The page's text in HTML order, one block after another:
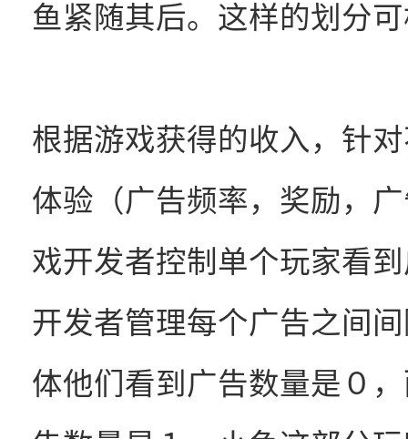
鱼紧随其后。这样的划分
根据游戏获得的收入，针
体验（广告频率，奖励，
戏开发者控制单个玩家看
开发者管理每个广告之间
体他们看到广告数量是０